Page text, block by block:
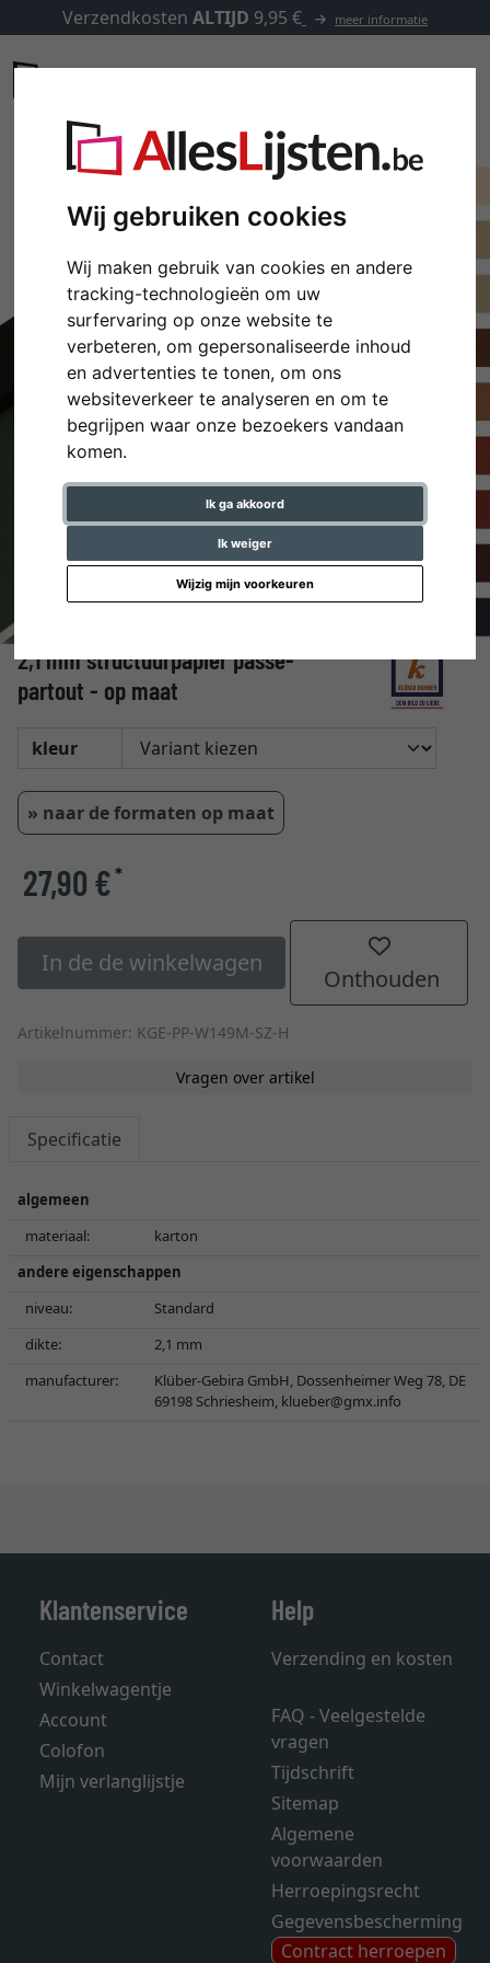
Wij gebruiken cookies
Wij maken gebruik van cookies en andere
tracking-technologieën om uw
surfervaring op onze website te
verbeteren, om gepersonaliseerde inhoud
en advertenties te tonen, om ons
websiteverkeer te analyseren en om te
begrijpen waar onze bezoekers vandaan
komen.
Ik ga akkoord
Ik weiger
Wijzig mijn voorkeuren
Verzendkosten ALTIJD 9,95 € meer informatie
2,1 mm structuurpapier passe-
partout - op maat
kleur
» naar de formaten op maat
27,90 €*
In de de winkelwagen
Onthouden
Artikelnummer: KGE-PP-W149M-SZ-H
Vragen over artikel
Specificatie
algemeen
materiaal:
karton
andere eigenschappen
niveau:
Standard
dikte:
2,1 mm
manufacturer:
Klüber-Gebira GmbH, Dossenheimer Weg 78, DE
69198 Schriesheim, klueber@gmx.info
Klantenservice
Contact
Winkelwagentje
Account
Colofon
Mijn verlanglijstje
Help
Verzending en kosten
FAQ - Veelgestelde
vragen
Tijdschrift
Sitemap
Algemene
voorwaarden
Herroepingsrecht
Gegevensbescherming
Contract herroepen